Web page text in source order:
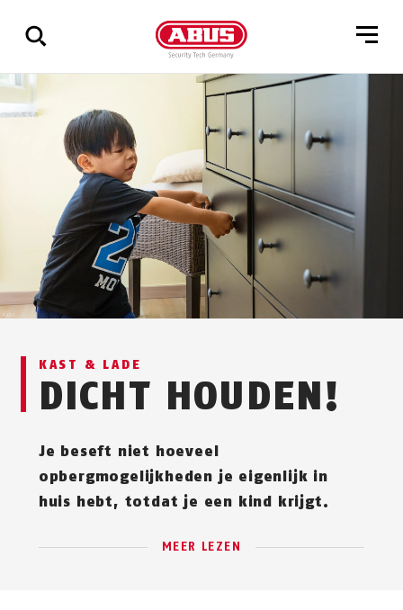
Geef
alle
resultaten
KAST & LADE
DICHT HOUDEN!
Je beseft niet hoeveel
opbergmogelijkheden je eigenlijk in
huis hebt, totdat je een kind krijgt.
MEER LEZEN